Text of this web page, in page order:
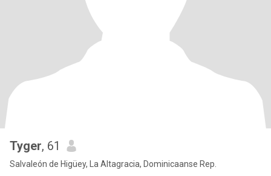
Tyger, 61
Salvaleón de Higüey, La Altagracia, Dominicaanse Rep.